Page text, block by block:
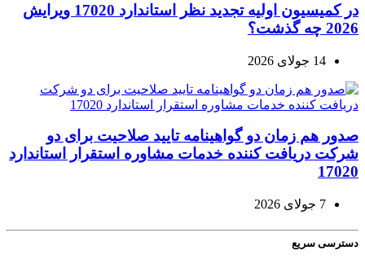
در کمیسیون اولیه تجدید نظر استاندارد 17020 ویرایش
2026 چه گذشت؟
14 جولای 2026
صدور هم زمان دو گواهینامه تایید صلاحیت برای دو
شرکت دریافت کننده خدمات مشاوره استقرار استاندارد
17020
7 جولای 2026
دسترسی سریع